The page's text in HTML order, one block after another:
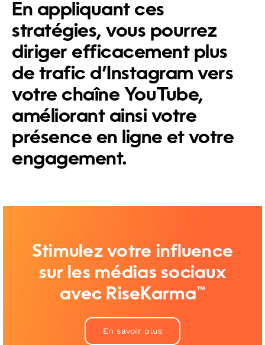
En appliquant ces
stratégies, vous pourrez
diriger efficacement plus
de trafic d’Instagram vers
votre chaîne YouTube,
améliorant ainsi votre
présence en ligne et votre
engagement.
Stimulez votre influence
sur les médias sociaux
avec RiseKarma™
En savoir plus